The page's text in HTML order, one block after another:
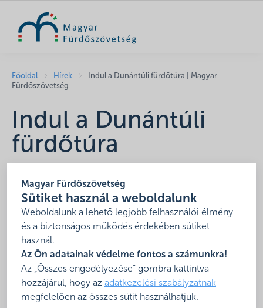
Magyar Fürdőszövetség
Sütiket használ a weboldalunk
Weboldalunk a lehető legjobb felhasználói élmény
és a biztonságos működés érdekében sütiket
használ.
Az Ön adatainak védelme fontos a számunkra!
Az „Összes engedélyezése” gombra kattintva
hozzájárul, hogy az adatkezelési szabályzatnak
megfelelően az összes sütit használhatjuk.
Főoldal Hírek
Indul a Dunántúli fürdőtúra | Magyar
Fürdőszövetség
Indul a Dunántúli
fürdőtúra
Összefogott a Dunántúl három jelentős fürdője,
Bükfürdő, Sárvár és Zalakaros, hogy egy pecsétgyűjtő
akcióval közösen népszerűsítsék a termálrégiót.
Közös sajtótájékoztatón jelentették be a Bükfürdő
Thermal & Spa, a Sárvári Gyógy- és Wellnessfürdő és a
Zalakarosi Fürdő közötti együttműködést. Boros László
Attila, a Bükfürdő Thermal & Spa vezérigazgatója, Vojtkó
Tibor, a Sárvári Gyógy- és Wellnessfürdő ügyvezetője,